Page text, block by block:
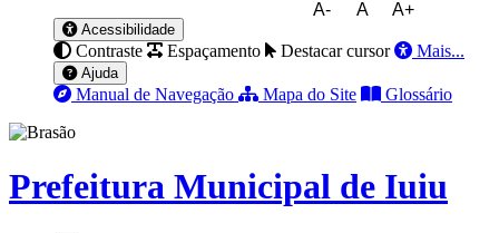
A- A A+
Acessibilidade
Contraste Espaçamento Destacar cursor Mais...
Ajuda
Manual de Navegação Mapa do Site Glossário
Prefeitura Municipal de Iuiu